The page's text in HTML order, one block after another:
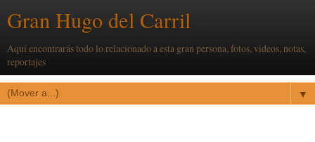
Gran Hugo del Carril
Aquí encontrarás todo lo relacionado a esta gran persona, fotos, videos, notas,
reportajes
▼